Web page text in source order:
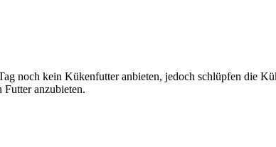
noch kein Kükenfutter anbieten, jedoch schlüpfen die
anzubieten.